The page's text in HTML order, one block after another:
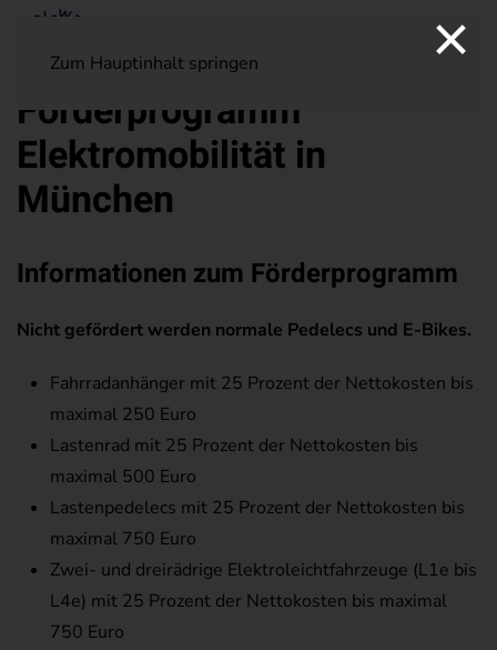
Zum Hauptinhalt springen
Förderprogramm
Elektromobilität in
München
Informationen zum Förderprogramm
Nicht gefördert werden normale Pedelecs und E-Bikes.
Fahrradanhänger mit 25 Prozent der Nettokosten bis
maximal 250 Euro
Lastenrad mit 25 Prozent der Nettokosten bis
maximal 500 Euro
Lastenpedelecs mit 25 Prozent der Nettokosten bis
maximal 750 Euro
Zwei- und dreirädrige Elektroleichtfahrzeuge (L1e bis
L4e) mit 25 Prozent der Nettokosten bis maximal
750 Euro
×